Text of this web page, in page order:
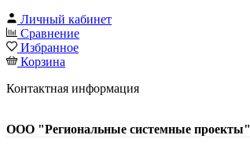
Личный кабинет
Сравнение
Избранное
Корзина
Контактная информация
ООО "Региональные системные проекты"